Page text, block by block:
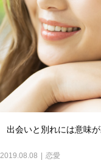
出会いと別れには意味
2019.08.08 恋愛